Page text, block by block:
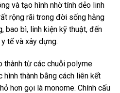
và tạo hình nhờ tính dẻo linh
rộng rãi trong đời sống hằng
bao bì, linh kiện kỹ thuật, đến
tế và xây dựng.
thành từ các chuỗi polyme
thành bằng cách liên kết
hơn gọi là monome. Chính cấu